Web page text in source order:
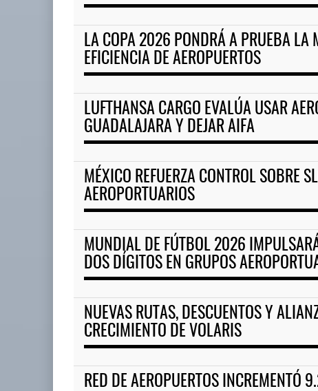
LA COPA 2026 PONDRÁ A PRUEBA LA
EFICIENCIA DE AEROPUERTOS
LUFTHANSA CARGO EVALÚA USAR
GUADALAJARA Y DEJAR AIFA
MÉXICO REFUERZA CONTROL SOBRE
AEROPORTUARIOS
MUNDIAL DE FÚTBOL 2026
DOS DÍGITOS EN GRUPOS
NUEVAS RUTAS, DESCUENTOS Y
CRECIMIENTO DE VOLARIS
RED DE AEROPUERTOS INCREMENTÓ